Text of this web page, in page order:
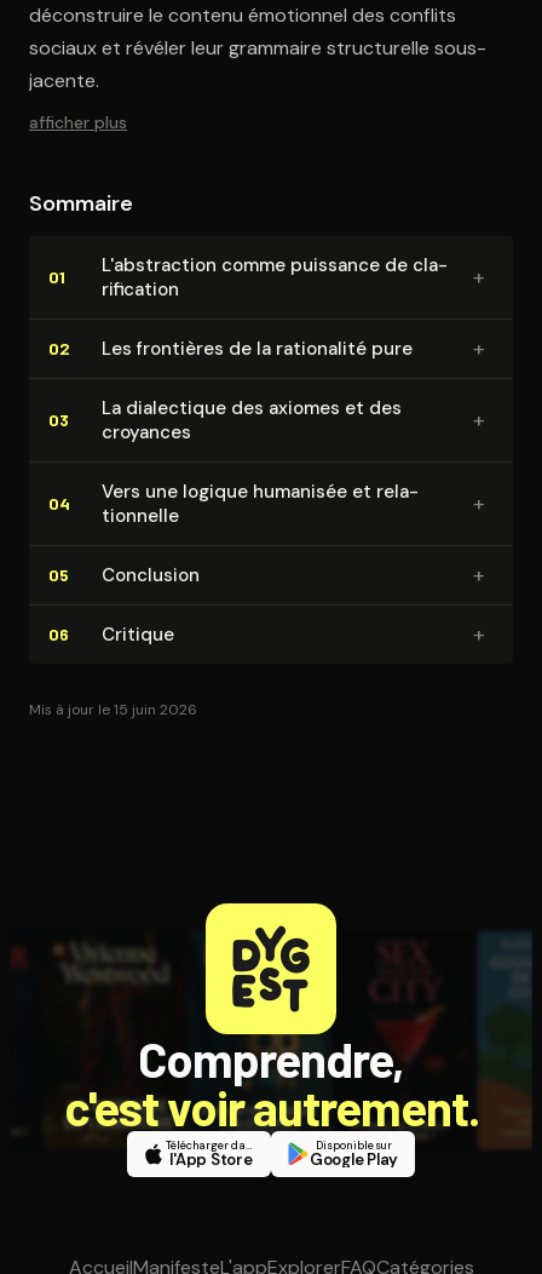
déconstruire le contenu émotionnel des conflits
sociaux et révéler leur grammaire structurelle sous-
jacente.
afficher plus
Sommaire
01
L'abs­trac­tion comme puissance de cla­
ri­fi­ca­tion
+
02 Les frontières de la rationalité pure +
03
La dialectique des axiomes et des
croyances
+
04
Vers une logique humanisée et re­la­
tion­nelle
+
05 Conclusion +
06 Critique +
Mis à jour le 15 juin 2026
Comprendre,
c'est voir autrement.
Télécharger dans
l'App Store
Disponible sur
Google Play
AccueilManifesteL'appExplorerFAQCatégories